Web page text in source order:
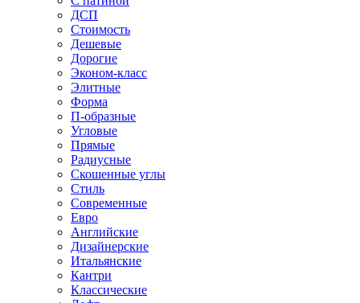
ДСП
Стоимость
Дешевые
Дорогие
Эконом-класс
Элитные
Форма
П-образные
Угловые
Прямые
Радиусные
Скошенные углы
Стиль
Современные
Евро
Английские
Дизайнерские
Итальянские
Кантри
Классические